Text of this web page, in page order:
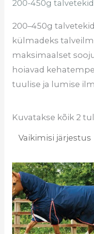
200-450g talvetekid
200–450g
külmadeks
maksimaalset
hoiavad
tuulise ja lumise
Kuvatakse kõik 2